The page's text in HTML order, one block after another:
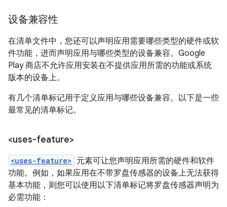
设备兼容性
在清单文件中，您还可以声明应用需要哪些类型的硬件或软
件功能，进而声明应用与哪些类型的设备兼容。Google
Play 商店不允许应用安装在不提供应用所需的功能或系统
版本的设备上。
有几个清单标记用于定义应用与哪些设备兼容。以下是一些
最常见的清单标记。
<uses-feature>
<uses-feature> 元素可让您声明应用所需的硬件和软件
功能。例如，如果应用在不带罗盘传感器的设备上无法获得
基本功能，则您可以使用以下清单标记将罗盘传感器声明为
必需功能：